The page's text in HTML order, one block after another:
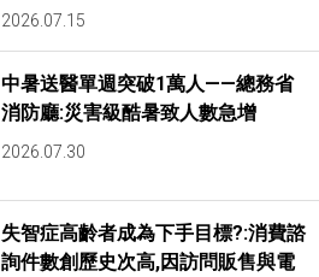
2026.07.15
中暑送醫單週突破1萬人——總務省
消防廳:災害級酷暑致人數急增
2026.07.30
失智症高齡者成為下手目標?:消費諮
詢件數創歷史次高,因訪問販售與電